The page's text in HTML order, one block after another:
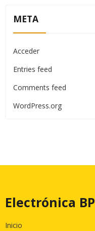
META
Acceder
Entries feed
Comments feed
WordPress.org
Electrónica BP
Inicio